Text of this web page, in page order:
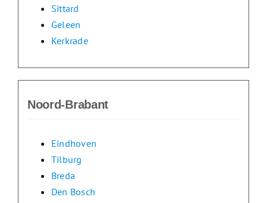
Sittard
Geleen
Kerkrade
Noord-Brabant
Eindhoven
Tilburg
Breda
Den Bosch